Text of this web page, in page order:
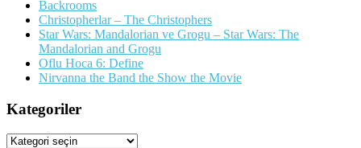
Backrooms
Christopherlar – The Christophers
Star Wars: Mandalorian ve Grogu – Star Wars: The
Mandalorian and Grogu
Oflu Hoca 6: Define
Nirvanna the Band the Show the Movie
Kategoriler
Kategoriler